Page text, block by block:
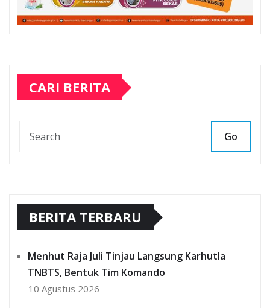
CARI BERITA
Go
BERITA TERBARU
Menhut Raja Juli Tinjau Langsung Karhutla
TNBTS, Bentuk Tim Komando
10 Agustus 2026